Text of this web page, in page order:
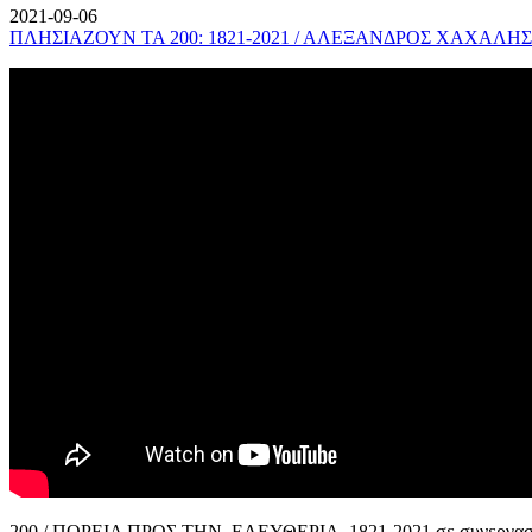
2021-09-06
ΠΛΗΣΙΑΖΟΥΝ ΤΑ 200: 1821-2021 / ΑΛΕΞΑΝΔΡΟΣ ΧΑΧΑΛΗΣ